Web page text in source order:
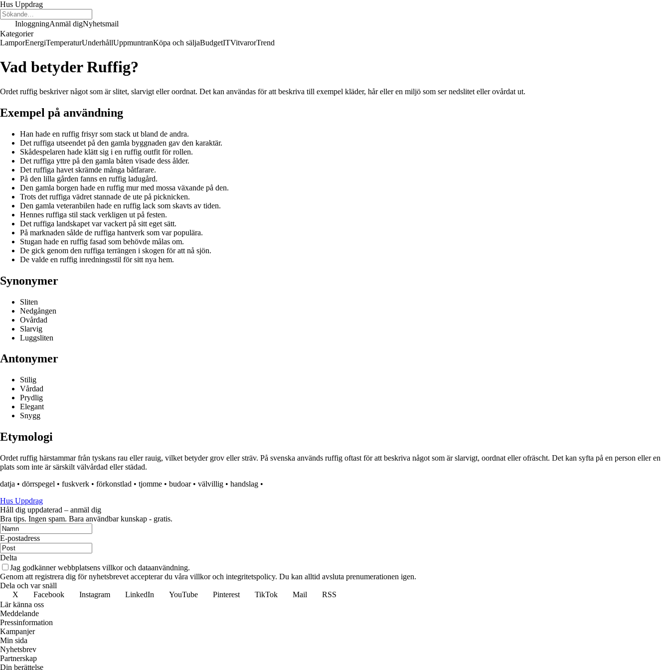
Hus Uppdrag
InloggningAnmäl digNyhetsmail
Kategorier
LamporEnergiTemperaturUnderhållUppmuntranKöpa och säljaBudgetITVitvarorTrend
Vad betyder Ruffig?
Ordet ruffig beskriver något som är slitet, slarvigt eller oordnat. Det kan användas för att beskriva till exempel kläder, hår eller en miljö som ser nedslitet eller ovårdat ut.
Exempel på användning
Han hade en ruffig frisyr som stack ut bland de andra.
Det ruffiga utseendet på den gamla byggnaden gav den karaktär.
Skådespelaren hade klätt sig i en ruffig outfit för rollen.
Det ruffiga yttre på den gamla båten visade dess ålder.
Det ruffiga havet skrämde många båtfarare.
På den lilla gården fanns en ruffig ladugård.
Den gamla borgen hade en ruffig mur med mossa växande på den.
Trots det ruffiga vädret stannade de ute på picknicken.
Den gamla veteranbilen hade en ruffig lack som skavts av tiden.
Hennes ruffiga stil stack verkligen ut på festen.
Det ruffiga landskapet var vackert på sitt eget sätt.
På marknaden sålde de ruffiga hantverk som var populära.
Stugan hade en ruffig fasad som behövde målas om.
De gick genom den ruffiga terrängen i skogen för att nå sjön.
De valde en ruffig inredningsstil för sitt nya hem.
Synonymer
Sliten
Nedgången
Ovårdad
Slarvig
Luggsliten
Antonymer
Stilig
Vårdad
Prydlig
Elegant
Snygg
Etymologi
Ordet ruffig härstammar från tyskans rau eller rauig, vilket betyder grov eller sträv. På svenska används ruffig oftast för att beskriva något som är slarvigt, oordnat eller ofräscht. Det kan syfta på en person eller en
plats som inte är särskilt välvårdad eller städad.
datja • dörrspegel • fuskverk • förkonstlad • tjomme • budoar• välvillig • handslag •
Hus Uppdrag
Håll dig uppdaterad – anmäl dig
Bra tips. Ingen spam. Bara användbar kunskap - gratis.
E-postadress
Delta
Jag godkänner webbplatsens villkor och dataanvändning.
Genom att registrera dig för nyhetsbrevet accepterar du våra villkor och integritetspolicy. Du kan alltid avsluta prenumerationen igen.
Dela och var snäll
X
Facebook Instagram LinkedIn YouTube Pinterest TikTok Mail
RSS
Lär känna oss
Meddelande
Pressinformation
Kampanjer
Min sida
Nyhetsbrev
Partnerskap
Din berättelse